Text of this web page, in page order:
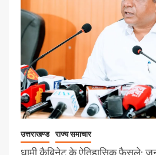
उत्तराखण्ड राज्य समाचार
धामी कैबिनेट के ऐतिहासिक फैसले: